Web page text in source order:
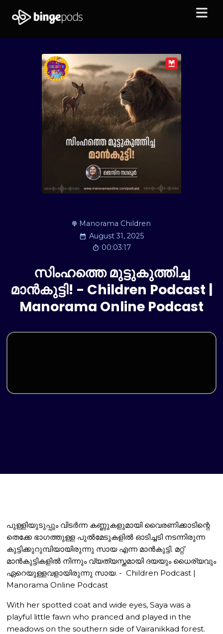
Manorama Children
August 31, 2025
00:03:17
സിംഹത്തെ മുട്ടുകുത്തിച്ച
മാൻകുട്ടി! - Children Podcast |
Manorama Online Podcast
പുള്ളിയുടുപ്പും വിടർന്ന കണ്ണുകളുമായി വൈരണിക്കാടിന്റെ
തെക്കേ ഭാഗത്തുള്ള പുൽമേടുകളിൽ ഓടിച്ചടി നടന്നിരുന്ന
കുട്ടിക്കുറുമ്പിയായിരുന്നു സായ എന്ന മാൻകുട്ടി. മറ്റ്
മാൻകുട്ടികളിൽ നിന്നും വ്യത്യസ്തമായി ദയയും ധൈര്യവും
ഏറെയുള്ളവളായിരുന്നു സായ. - Children Podcast |
Manorama Online Podcast
With her spotted coat and wide eyes, Saya was a
playful little fawn who pranced and played in the
meadows on the southern side of Vairanikkad forest.